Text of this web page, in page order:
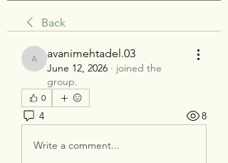
Back
avanimehtadel.03
avanimehtadel.03
June 12, 2026 · joined the
group.
0
4 8
Write a comment...